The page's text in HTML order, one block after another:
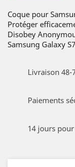
Coque pour
Protéger
Disobey
Samsung Galaxy S7
Livraison 48-
Paiements
14 jours